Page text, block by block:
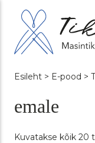
Esileht > E-pood >
emale
Kuvatakse kõik 20